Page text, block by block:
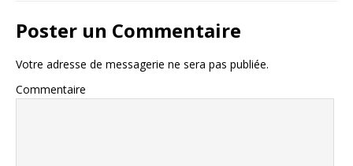
Poster un Commentaire
Votre adresse de messagerie ne sera pas publiée.
Commentaire